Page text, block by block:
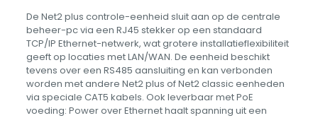
De Net2 plus controle-eenheid sluit aan op de centrale
beheer-pc via een RJ45 stekker op een standaard
TCP/IP Ethernet-netwerk, wat grotere installatieflexibiliteit
geeft op locaties met LAN/WAN. De eenheid beschikt
tevens over een RS485 aansluiting en kan verbonden
worden met andere Net2 plus of Net2 classic eenheden
via speciale CAT5 kabels. Ook leverbaar met PoE
voeding: Power over Ethernet haalt spanning uit een